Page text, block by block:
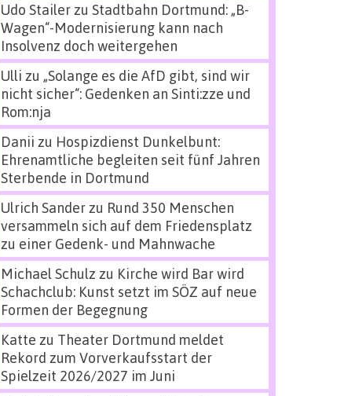
Udo Stailerzu Stadtbahn Dortmund: „B-
Wagen“-Modernisierung kann nach
Insolvenz doch weitergehen
Ulli zu „Solange es die AfD gibt, sind wir
nicht sicher“: Gedenken an Sinti:zze und
Rom:nja
Danii zu Hospizdienst Dunkelbunt:
Ehrenamtliche begleiten seit fünf Jahren
Sterbende in Dortmund
Ulrich Sanderzu Rund 350 Menschen
versammeln sich auf dem Friedensplatz
zu einer Gedenk- und Mahnwache
Michael Schulz zu Kirche wird Bar wird
Schachclub: Kunst setzt im SÖZ auf neue
Formen der Begegnung
Katte zu Theater Dortmund meldet
Rekord zum Vorverkaufsstart der
Spielzeit 2026/2027 im Juni